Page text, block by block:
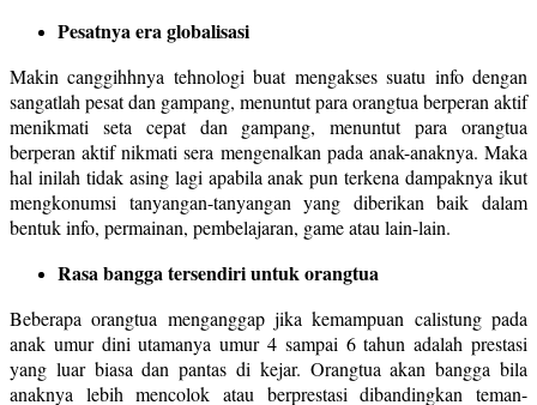
Pesatnya era globalisasi
Makin canggihhnya tehnologi buat mengakses suatu info dengan
sangatlah pesat dan gampang, menuntut para orangtua berperan aktif
menikmati seta cepat dan gampang, menuntut para orangtua
berperan aktif nikmati sera mengenalkan pada anak-anaknya. Maka
hal inilah tidak asing lagi apabila anak pun terkena dampaknya ikut
mengkonumsi tanyangan-tanyangan yang diberikan baik dalam
bentuk info, permainan, pembelajaran, game atau lain-lain.
Rasa bangga tersendiri untuk orangtua
Beberapa orangtua menganggap jika kemampuan calistung pada
anak umur dini utamanya umur 4 sampai 6 tahun adalah prestasi
yang luar biasa dan pantas di kejar. Orangtua akan bangga bila
anaknya lebih mencolok atau berprestasi dibandingkan teman-